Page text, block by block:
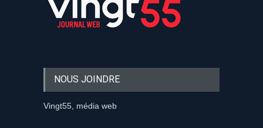
NOUS JOINDRE
Vingt55, média web